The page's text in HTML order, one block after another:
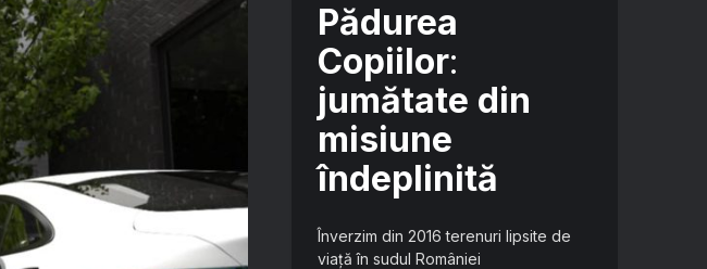
Pădurea
Copiilor:
jumătate din
misiune
îndeplinită
Înverzim din 2016 terenuri lipsite de
viață în sudul României